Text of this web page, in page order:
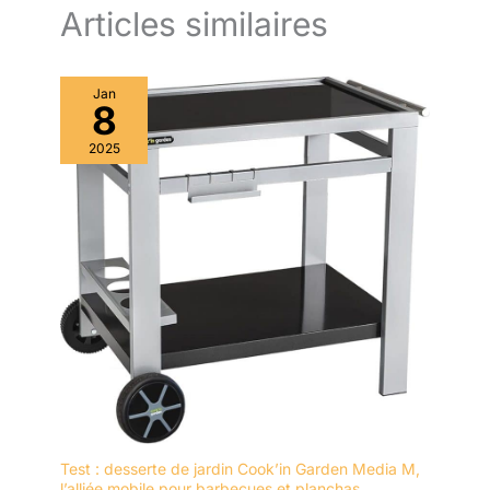
Articles similaires
Jan
8
2025
Test : desserte de jardin Cook’in Garden Media M,